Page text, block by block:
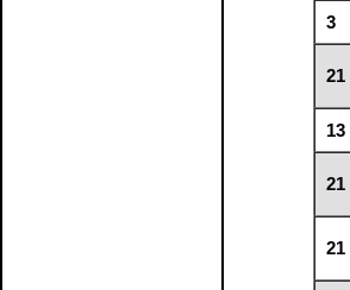
3
21
13
21
21